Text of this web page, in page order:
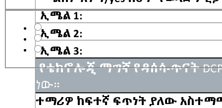
Laptop/Internet